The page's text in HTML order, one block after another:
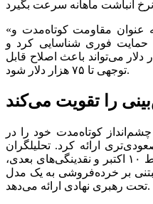
«کریپتوکوانت»، ۱۱۵ هزار دلار را به عنوان مقاومت کوتاه‌مدت و
حمایت فوری شناسایی کرد و
که شکست زیر ۱۰۰ هزار دلار می‌تواند باعث اصلاح قابل
توجهی تا ۷۵ هزار دلار شود.
را تقویت می‌کند
کوتاه‌مدت خود را در
ارائه کرد. تحلیلگران
این شرکت استدلال کردند که سقوط ۱۰ اکتبر و نقدینگی‌های بعدی،
بر خرده‌فروشی به یک مدل
تحت رهبری نهادی ارائه می‌دهد.